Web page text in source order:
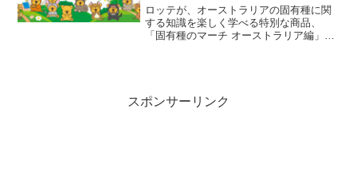
月24日まで
ロッテが、オーストラリアの固有種に関
する知識を楽しく学べる特別な商品、
「固有種のマーチ オーストラリア編」を
スポンサーリンク